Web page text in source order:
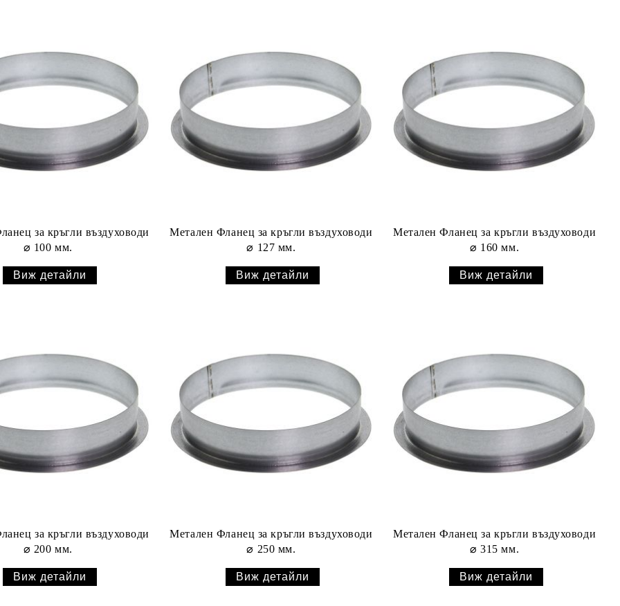
за кръгли въздуховоди
⌀ 100 мм.
Виж детайли
Метален Фланец за кръгли въздуховоди
⌀ 127 мм.
Виж детайли
Метален Фланец за кръгли въздуховоди
⌀ 160 мм.
Виж детайли
за кръгли въздуховоди
⌀ 200 мм.
Виж детайли
Метален Фланец за кръгли въздуховоди
⌀ 250 мм.
Виж детайли
Метален Фланец за кръгли въздуховоди
⌀ 315 мм.
Виж детайли